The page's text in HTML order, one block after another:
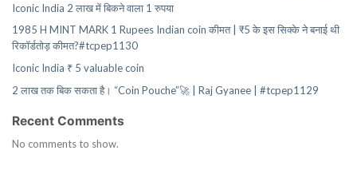
Iconic India 2 लाख में बिकने वाला 1 रुपया
1985 H MINT MARK 1 Rupees Indian coin कीमत | ₹5 के इस सिक्के ने बनाई थी
रिकॉर्डतोड़ कीमत?#tcpep1130
Iconic India ₹ 5 valuable coin
2 लाख तक बिक सकता है। “Coin Pouche”🚀 | Raj Gyanee | #tcpep1129
Recent Comments
No comments to show.